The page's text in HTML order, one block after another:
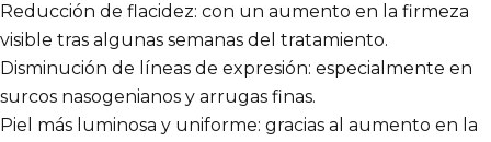
Reducción de flacidez: con un aumento en la firmeza
visible tras algunas semanas del tratamiento.
Disminución de líneas de expresión: especialmente en
surcos nasogenianos y arrugas finas.
Piel más luminosa y uniforme: gracias al aumento en la